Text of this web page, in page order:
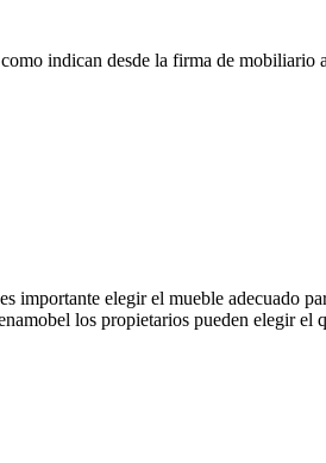
indican desde la firma de
elegir el mueble adecuado
los propietarios pueden elegir el